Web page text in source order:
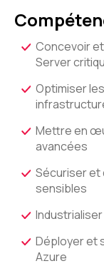
Concevoir
Server
Optimiser
Mettre en
avancées
Sécuriser et
sensibles
Déployer et
Azure